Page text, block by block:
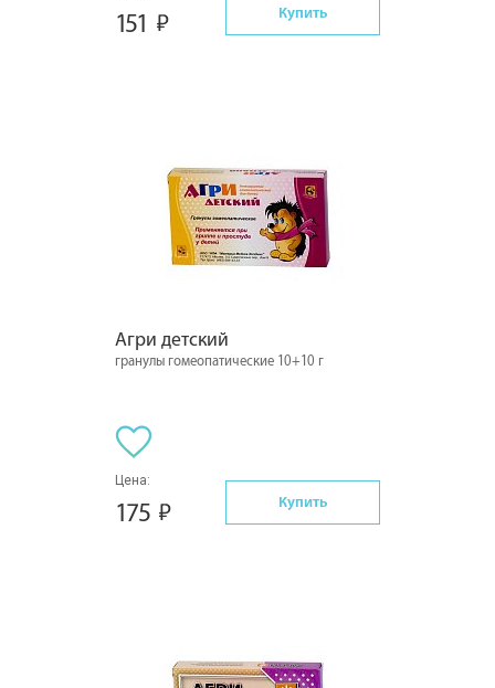
151 Купить
Агри детский
гранулы гомеопатические 10+10 г
Цена:
175 Купить